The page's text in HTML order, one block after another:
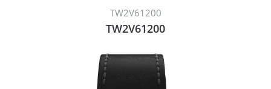
TW2V61200
TW2V61200